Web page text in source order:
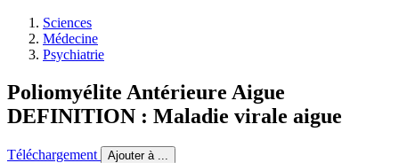
Sciences
Médecine
Psychiatrie
Poliomyélite Antérieure Aigue
DEFINITION : Maladie virale aigue
Téléchargement Ajouter à ...